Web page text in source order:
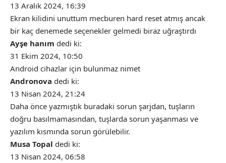
13 Aralık 2024, 16:39
Ekran kilidini unuttum mecburen hard reset atmış ancak
bir kaç denemede seçenekler gelmedi biraz uğraştırdı
Ayşe hanım dedi ki:
31 Ekim 2024, 10:50
Android cihazlar için bulunmaz nimet
Andronova dedi ki:
13 Nisan 2024, 21:24
Daha önce yazmıştık buradaki sorun şarjdan, tuşların
doğru basılmamasından, tuşlarda sorun yaşanması ve
yazılım kısmında sorun görülebilir.
Musa Topal dedi ki:
13 Nisan 2024, 06:58